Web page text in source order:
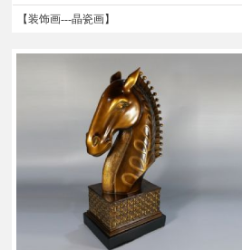
【装饰画---晶瓷画】